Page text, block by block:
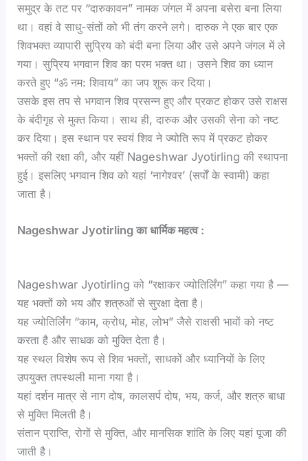
समुद्र के तट पर “दारुकावन” नामक जंगल में अपना बसेरा बना लिया
था। वहां वे साधु-संतों को भी तंग करने लगे। दारुक ने एक बार एक
शिवभक्त व्यापारी सुप्रिय को बंदी बना लिया और उसे अपने जंगल में ले
गया। सुप्रिय भगवान शिव का परम भक्त था। उसने शिव का ध्यान
करते हुए “ॐ नम: शिवाय” का जप शुरू कर दिया।
उसके इस तप से भगवान शिव प्रसन्न हुए और प्रकट होकर उसे राक्षस
के बंदीगृह से मुक्त किया। साथ ही, दारुक और उसकी सेना को नष्ट
कर दिया। इस स्थान पर स्वयं शिव ने ज्योति रूप में प्रकट होकर
भक्तों की रक्षा की, और यहीं Nageshwar Jyotirling की स्थापना
हुई। इसलिए भगवान शिव को यहां ‘नागेश्वर’ (सर्पों के स्वामी) कहा
जाता है।
Nageshwar Jyotirling का धार्मिक महत्व :
Nageshwar Jyotirling को “रक्षाकर ज्योतिर्लिंग” कहा गया है —
यह भक्तों को भय और शत्रुओं से सुरक्षा देता है।
यह ज्योतिर्लिंग “काम, क्रोध, मोह, लोभ” जैसे राक्षसी भावों को नष्ट
करता है और साधक को मुक्ति देता है।
यह स्थल विशेष रूप से शिव भक्तों, साधकों और ध्यानियों के लिए
उपयुक्त तपस्थली माना गया है।
यहां दर्शन मात्र से नाग दोष, कालसर्प दोष, भय, कर्ज, और शत्रु बाधा
से मुक्ति मिलती है।
संतान प्राप्ति, रोगों से मुक्ति, और मानसिक शांति के लिए यहां पूजा की
जाती है।